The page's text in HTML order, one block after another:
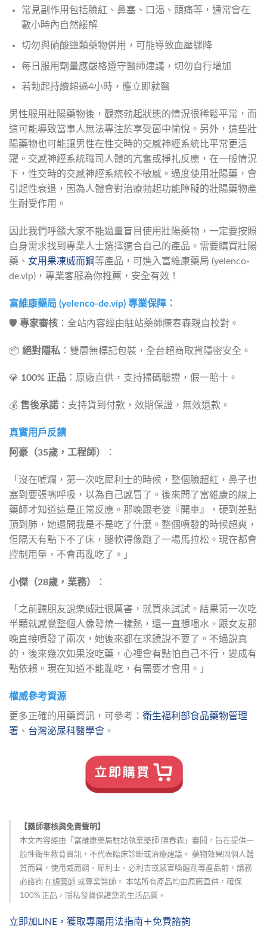
常見副作用包括臉紅、鼻塞、口渴、頭痛等，通常會在
數小時內自然緩解
切勿與硝酸鹽類藥物併用，可能導致血壓驟降
每日服用劑量應嚴格遵守醫師建議，切勿自行增加
若勃起持續超過4小時，應立即就醫
男性服用壯陽藥物後，觀察勃起狀態的情況很稀鬆平常，而
這可能導致當事人無法專注於享受箇中愉悅。另外，這些壯
陽藥物也可能讓男性在性交時的交感神經系統比平常更活
躍。交感神經系統職司人體的亢奮或掙扎反應，在一般情況
下，性交時的交感神經系統較不敏感。過度使用壯陽藥，會
引起性衰退，因為人體會對治療勃起功能障礙的壯陽藥物產
生耐受作用。
因此我們呼籲大家不能過量盲目使用壯陽藥物，一定要按照
自身需求找到專業人士選擇適合自己的產品。需要購買壯陽
藥、 女用果凍威而鋼等產品，可進入富維康藥局 (yelenco-
de.vip)，專業客服為你推薦，安全有效！
富維康藥局 (yelenco-de.vip) 專業保障：
🛡️ 專家審核 ：全站內容經由駐站藥師陳春森親自校對。
📦 絕對隱私 ：雙層無標記包裝，全台超商取貨隱密安全。
💎 100% 正品 ：原廠直供，支持掃碼驗證，假一賠十。
💰 售後承諾 ：支持貨到付款，效期保證，無效退款。
真實用戶反饋
阿豪（35歲，工程師） ：
「沒在唬爛，第一次吃犀利士的時候，整個臉超紅，鼻子也
塞到要張嘴呼吸，以為自己感冒了。後來問了富維康的線上
藥師才知道這是正常反應。那晚跟老婆『開車』，硬到差點
頂到肺，她還問我是不是吃了什麼。整個噴發的時候超爽，
但隔天有點下不了床，腿軟得像跑了一場馬拉松。現在都會
控制用量，不會再亂吃了。」
小傑（28歲，業務） ：
「之前聽朋友說樂威壯很厲害，就買來試試。結果第一次吃
半顆就感覺整個人像發燒一樣熱，還一直想喝水。跟女友那
晚直接噴發了兩次，她後來都在求饒說不要了。不過說真
的，後來幾次如果沒吃藥，心裡會有點怕自己不行，變成有
點依賴。現在知道不能亂吃，有需要才會用。」
權威參考資源
更多正確的用藥資訊，可參考： 衛生福利部食品藥物管理
署 、 台灣泌尿科醫學會 。
【藥師審核與免責聲明】
本文內容經由「富維康藥局駐站執業藥師 陳春森」審閱，旨在提供一
般性衛生教育資訊，不代表臨床診斷或治療建議。 藥物效果因個人體
質而異，使用威而鋼、犀利士、必利吉或感官喚醒劑等產品前，請務
必諮詢 在線藥師 或專業醫師。 本站所有產品均由原廠直供，確保
100% 正品，隱私發貨保護您的生活品質。
立即加LINE，獲取專屬用法指南＋免費諮詢